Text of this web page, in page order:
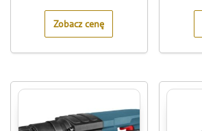
5
Zobacz cenę